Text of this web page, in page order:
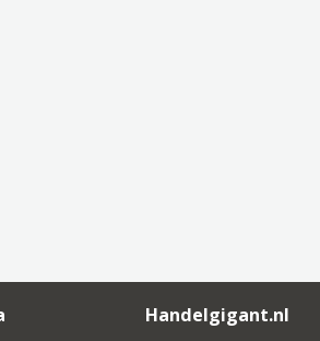
Handelgigant.nl